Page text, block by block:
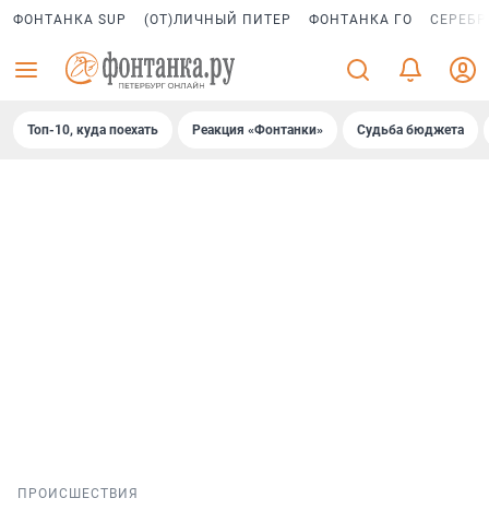
ФОНТАНКА SUP (ОТ)ЛИЧНЫЙ ПИТЕР ФОНТАНКА ГО
Топ-10, куда поехать Реакция «Фонтанки» Судьба бюджета
ПРОИСШЕСТВИЯ